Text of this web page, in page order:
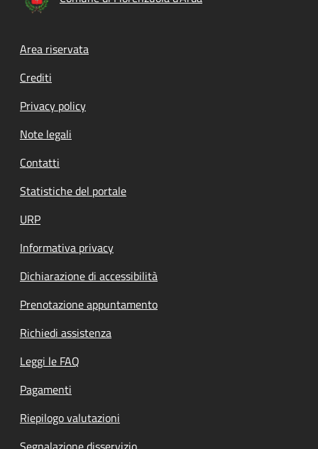
Footer menu
Area riservata
Crediti
Privacy policy
Note legali
Contatti
Statistiche del portale
URP
Informativa privacy
Dichiarazione di accessibilità
Prenotazione appuntamento
Richiedi assistenza
Leggi le FAQ
Pagamenti
Riepilogo valutazioni